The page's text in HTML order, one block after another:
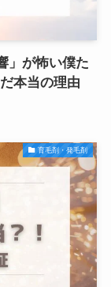
」が怖い僕た
本当の理由
育毛剤・発毛剤